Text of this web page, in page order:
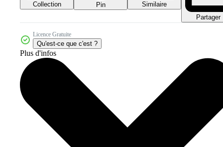
Collection Pin
Similaire
Partager
Licence Gratuite
Qu'est-ce que c'est ?
Plus d'infos